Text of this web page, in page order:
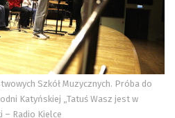
Szkół Muzycznych. Próba do
Katyńskiej „Tatuś Wasz jest w
– Radio Kielce